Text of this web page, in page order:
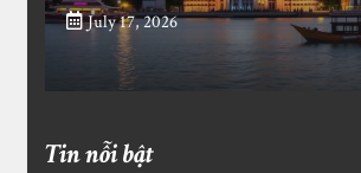
July 17, 2026
Tin nỗi bật